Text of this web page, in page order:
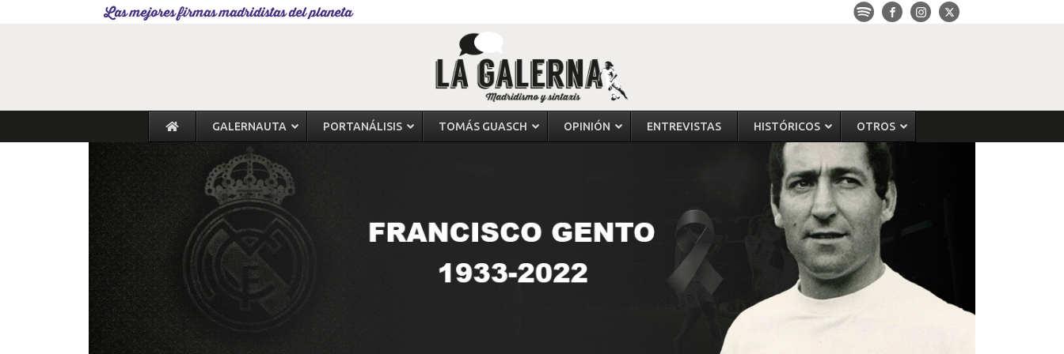
Las mejores firmas madridistas del planeta
GALERNAUTA PORTANÁLISIS TOMÁS GUASCH OPINIÓN ENTREVISTAS HISTÓRICOS OTROS